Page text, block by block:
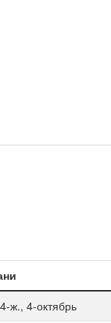
ж., 4-октябрь